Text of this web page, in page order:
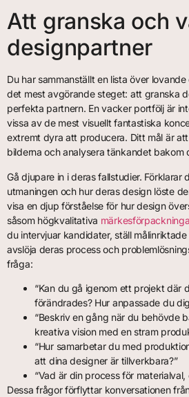
Att granska och
designpartner
Du har sammanställt en lista över
det mest avgörande steget: att granska
perfekta partnern. En vacker portfölj är
vissa av de mest visuellt fantastiska
extremt dyra att producera. Ditt mål är
bilderna och analysera tänkandet bakom
Gå djupare in i deras fallstudier. Förklarar
utmaningen och hur deras design löste
visa en djup förståelse för hur design
såsom högkvalitativa
du intervjuar kandidater, ställ
avslöja deras process och
fråga:
“Kan du gå igenom ett projekt där
förändrades? Hur anpassade du
“Beskriv en gång när du behövde
kreativa vision med en stram
“Hur samarbetar du med
att dina designer är tillverkbara?”
“Vad är din process för
Dessa frågor förflyttar konversationen